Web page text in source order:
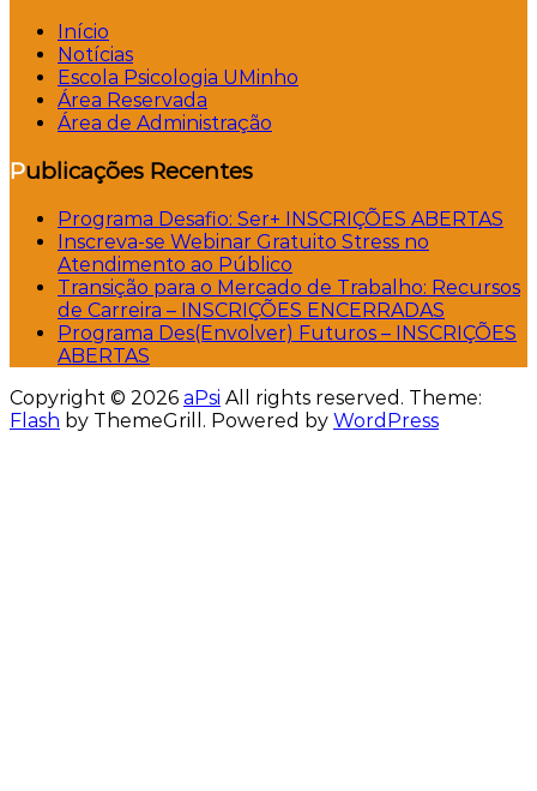
Início
Notícias
Escola Psicologia UMinho
Área Reservada
Área de Administração
Publicações Recentes
Programa Desafio: Ser+ INSCRIÇÕES ABERTAS
Inscreva-se Webinar Gratuito Stress no
Atendimento ao Público
Transição para o Mercado de Trabalho: Recursos
de Carreira – INSCRIÇÕES ENCERRADAS
Programa Des(Envolver) Futuros – INSCRIÇÕES
ABERTAS
Copyright © 2026 aPsi All rights reserved. Theme:
Flash by ThemeGrill. Powered by WordPress